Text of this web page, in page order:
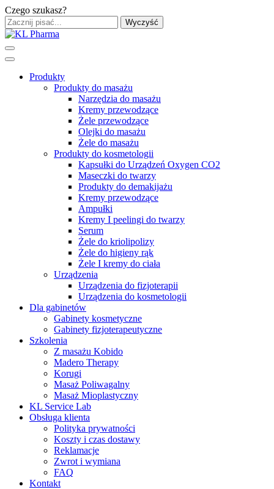
Czego szukasz?
Wyczyść
Produkty
Produkty do masażu
Narzędzia do masażu
Kremy przewodzące
Żele przewodzące
Olejki do masażu
Żele do masażu
Produkty do kosmetologii
Kapsułki do Urządzeń Oxygen CO2
Maseczki do twarzy
Produkty do demakijażu
Kremy przewodzące
Ampułki
Kremy I peelingi do twarzy
Serum
Żele do kriolipolizy
Żele do higieny rąk
Żele I kremy do ciała
Urządzenia
Urządzenia do fizjoterapii
Urządzenia do kosmetologii
Dla gabinetów
Gabinety kosmetyczne
Gabinety fizjoterapeutyczne
Szkolenia
Z masażu Kobido
Madero Therapy
Korugi
Masaż Poliwagalny
Masaż Mioplastyczny
KL Service Lab
Obsługa klienta
Polityka prywatności
Koszty i czas dostawy
Reklamacje
Zwrot i wymiana
FAQ
Kontakt